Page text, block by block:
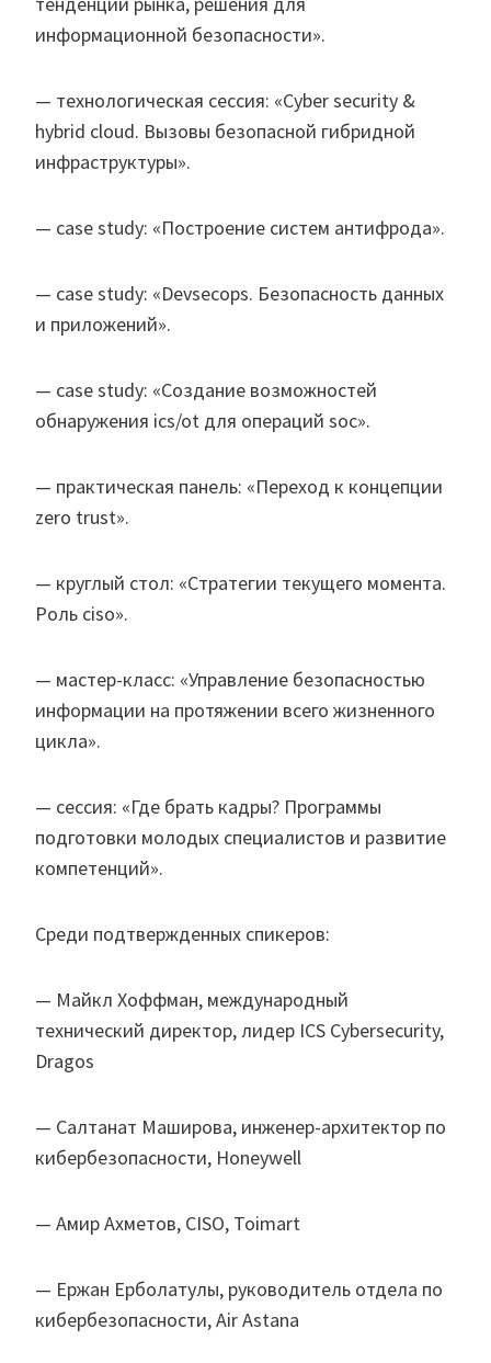
информационной безопасности».
— технологическая сессия: «Cyber ​​security &
hybrid cloud. Вызовы безопасной гибридной
инфраструктуры».
— case study: «Построение систем антифрода».
— case study: «Devsecops. Безопасность данных
и приложений».
— case study: «Создание возможностей
обнаружения ics/ot для операций soc».
— практическая панель: «Переход к концепции
zero trust».
— круглый стол: «Стратегии текущего момента.
Роль ciso».
— мастер-класс: «Управление безопасностью
информации на протяжении всего жизненного
цикла».
— сессия: «Где брать кадры? Программы
подготовки молодых специалистов и развитие
компетенций».
Среди подтвержденных спикеров:
— Майкл Хоффман, международный
технический директор, лидер ICS Cybersecurity,
Dragos
— Салтанат Маширова, инженер-архитектор по
кибербезопасности, Honeywell
— Амир Ахметов, CISO, Toimart
— Ержан Ерболатулы, руководитель отдела по
кибербезопасности, Air Astana